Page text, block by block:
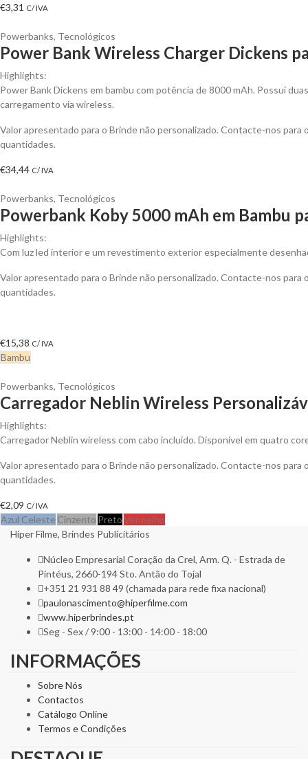
€3,31 C/ IVA
Powerbanks, Tecnológicos
Power Bank Wireless Charger Dickens
Highlights:
Power Bank Dickens em bambu com potência de 8000 mAh. Possuí
carregamento via wireless.
Valor apresentado para o Brinde não personalizado. Contacte-nos
quantidades.
€34,44 C/ IVA
Powerbanks, Tecnológicos
Powerbank Koby 5000 mAh em Bambu
Highlights:
Com luz led interior e um revestimento exterior especialmente
Valor apresentado para o Brinde não personalizado. Contacte-nos
quantidades.
€15,38 C/ IVA
Bambu
Powerbanks, Tecnológicos
Carregador Neblin Wireless
Highlights:
Carregador Neblin wireless com cabo incluído. Disponível em quatro
Valor apresentado para o Brinde não personalizado. Contacte-nos
quantidades.
€2,09 C/ IVA
Azul Celeste Cinzento PretoVermelho
Hiper Filme, Brindes Publicitários
Núcleo Empresarial Coração da Crel, Arm. Q. - Estrada de
Pintéus, 2660-194 Sto. Antão do Tojal
+351 21 931 88 49 (chamada para rede fixa nacional)
paulonascimento@hiperfilme.com
www.hiperbrindes.pt
Seg - Sex / 9:00 - 13:00 - 14:00 - 18:00
INFORMAÇÕES
Sobre Nós
Contactos
Catálogo Online
Termos e Condições